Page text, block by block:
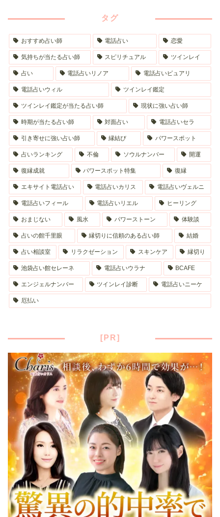
タグ
おすすめ占い師 電話占い 恋愛
気持ちが当たる占い師 スピリチュアル ツインレイ
占い 電話占いリノア 電話占いピュアリ
電話占いウィル ツインレイ鑑定
ツインレイ鑑定が当たる占い師 現状に強い占い師
時期が当たる占い師 対面占い 電話占いセラ
引き寄せに強い占い師 縁結び パワースポット
占いランキング 不倫 ソウルナンバー 開運
復縁成就 パワースポット特集 復縁
エキサイト電話占い 電話占いカリス 電話占いヴェルニ
電話占いフィール 電話占いリエル ヒーリング
おまじない 風水 パワーストーン 体験談
占いの館千里眼 縁切りに信頼のある占い師 結婚
占い相談室 リラクゼーション スキンケア 縁切り
池袋占い館セレーネ 電話占いウラナ BCAFE
エンジェルナンバー ツインレイ診断 電話占いニーケ
厄払い
[PR]